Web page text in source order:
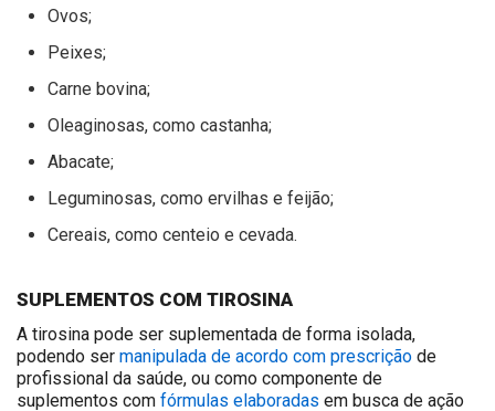
Ovos;
Peixes;
Carne bovina;
Oleaginosas, como castanha;
Abacate;
Leguminosas, como ervilhas e feijão;
Cereais, como centeio e cevada.
SUPLEMENTOS COM TIROSINA
A tirosina pode ser suplementada de forma isolada,
podendo ser manipulada de acordo com prescrição de
profissional da saúde, ou como componente de
suplementos com fórmulas elaboradas em busca de ação